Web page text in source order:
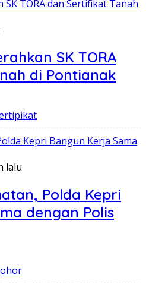
SK TORA
di Pontianak
lalu
Polda Kepri
dengan Polis